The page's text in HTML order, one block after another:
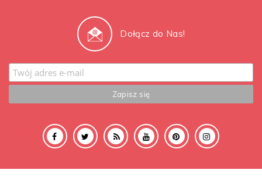
Dołącz do Nas!